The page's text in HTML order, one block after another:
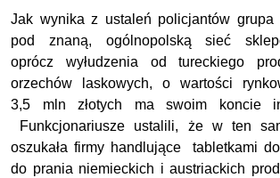
Jak wynika z ustaleń policjantów grupa
pod znaną, ogólnopolską sieć
oprócz wyłudzenia od tureckiego
orzechów laskowych, o wartości
3,5 mln złotych ma swoim koncie
Funkcjonariusze ustalili, że w ten
oszukała firmy handlujące tabletkami
do prania niemieckich i austriackich